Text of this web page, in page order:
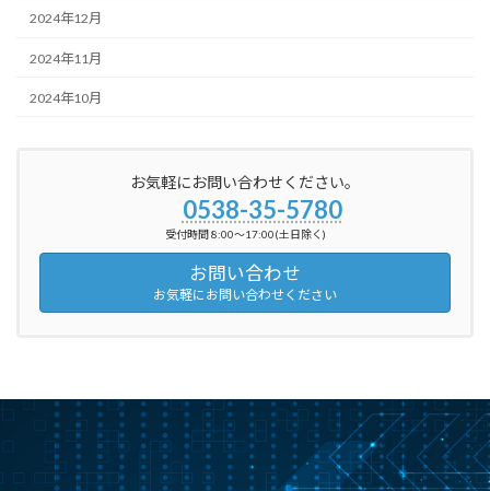
2024年12月
2024年11月
2024年10月
お気軽にお問い合わせください。
0538-35-5780
受付時間 8:00～17:00(土日除く)
お問い合わせ
お気軽にお問い合わせください